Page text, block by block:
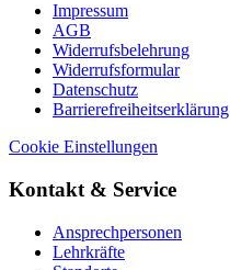
Impressum
AGB
Widerrufsbelehrung
Widerrufsformular
Datenschutz
Barrierefreiheitserklärung
Cookie Einstellungen
Kontakt & Service
Ansprechpersonen
Lehrkräfte